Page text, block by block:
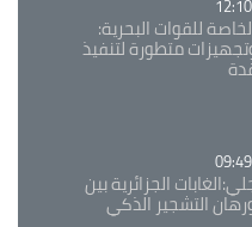
للقوات البحرية:
متطورة لتنفيذ
الجزائرية بين
التشجير الذكي